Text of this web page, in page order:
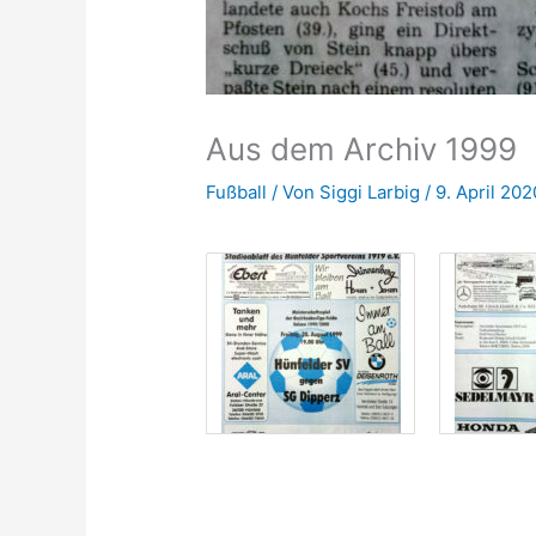
Aus dem Archiv 1999
Fußball / Von Siggi Larbig/ 9. April